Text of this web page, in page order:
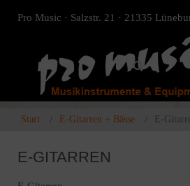
Pro Music · Salzstr. 21 · 21335
Start E-Gitarren + Bässe E-
E-GITARREN